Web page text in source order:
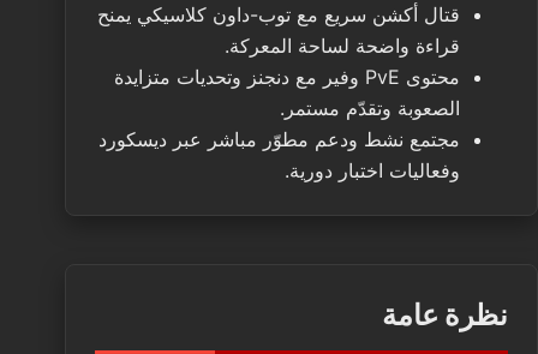
قتال أكشن سريع مع توب-داون كلاسيكي يمنح
قراءة واضحة لساحة المعركة.
محتوى PvE وفير مع دنجنز وتحديات متزايدة
الصعوبة وتقدّم مستمر.
مجتمع نشط ودعم مطوّر مباشر عبر ديسكورد
وفعاليات اختبار دورية.
نظرة عامة